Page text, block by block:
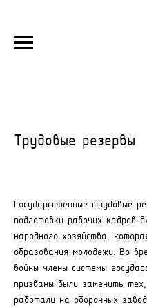
Трудовые резервы
Государственные трудовые
подготовки рабочих кадров
народного хозяйства,
образования молодежи. Во
войны члены системы
призваны были заменить
работали на оборонных